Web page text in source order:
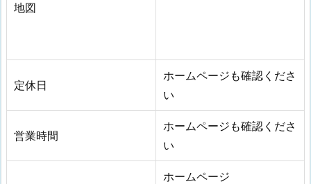
地図
定休日
ホームページも確認くださ
い
営業時間
ホームページも確認くださ
い
ホームページ